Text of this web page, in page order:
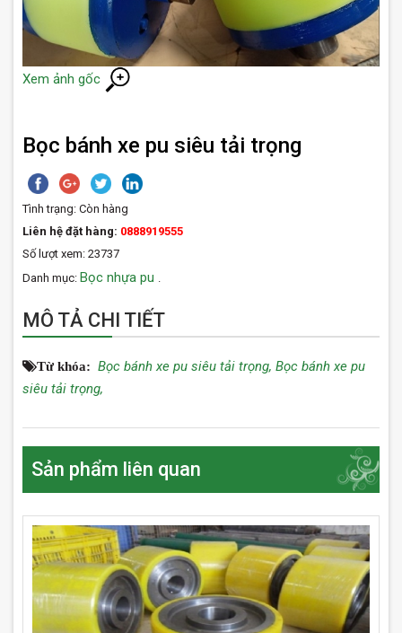
Xem ảnh gốc
Bọc bánh xe pu siêu tải trọng
Tình trạng: Còn hàng
Liên hệ đặt hàng: 0888919555
Số lượt xem: 23737
Danh mục: Bọc nhựa pu
MÔ TẢ CHI TIẾT
Từ khóa: Bọc bánh xe pu siêu tải trọng, Bọc bánh xe pu
siêu tải trọng,
Sản phẩm liên quan